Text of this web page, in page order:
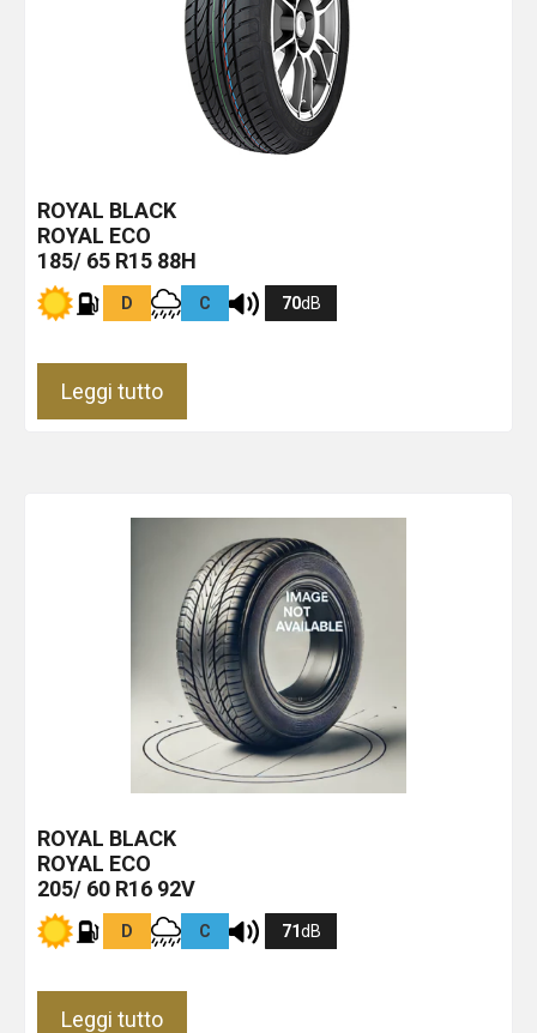
ROYAL BLACK
ROYAL ECO
185/ 65 R15 88H
D C 70dB
Leggi tutto
ROYAL BLACK
ROYAL ECO
205/ 60 R16 92V
D C 71dB
Leggi tutto